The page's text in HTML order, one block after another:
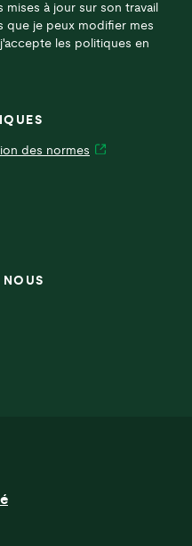
à jour sur son travail
que je peux modifier mes
les politiques en
des normes